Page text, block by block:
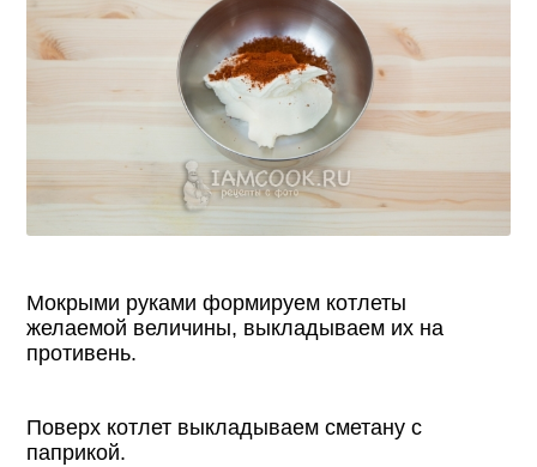
Мокрыми руками формируем котлеты
желаемой величины, выкладываем их на
противень.
Поверх котлет выкладываем сметану с
паприкой.